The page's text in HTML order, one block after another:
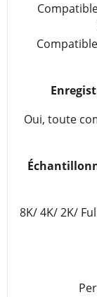
Oui, toute
8K/ 4K/ 2K/